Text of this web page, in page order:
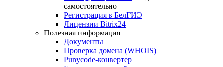
самостоятельно
Регистрация в БелГИЭ
Лицензии Bitrix24
Полезная информация
Документы
Проверка домена (WHOIS)
Punycode-конвертер